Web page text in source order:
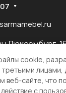
Люксембург,
cookie,
лицами,
веб-сайте, что
с